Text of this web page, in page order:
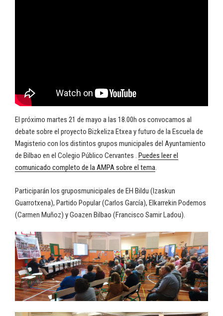
El próximo martes 21 de mayo a las 18.00h os convocamos al
debate sobre el proyecto Bizkeliza Etxea y futuro de la Escuela de
Magisterio con los distintos grupos municipales del Ayuntamiento
de Bilbao en el Colegio Público Cervantes . Puedes leer el
comunicado completo de la AMPA sobre el tema.
Participarán los gruposmunicipales de EH Bildu (Izaskun
Guarrotxena), Partido Popular (Carlos García), Elkarrekin Podemos
(Carmen Muñoz) y Goazen Bilbao (Francisco Samir Ladou).